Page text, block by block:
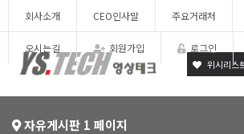
회사소개 CEO인사말 주요거래처
오시는길 회원가입 로그인
위시리스
자유게시판 1 페이지